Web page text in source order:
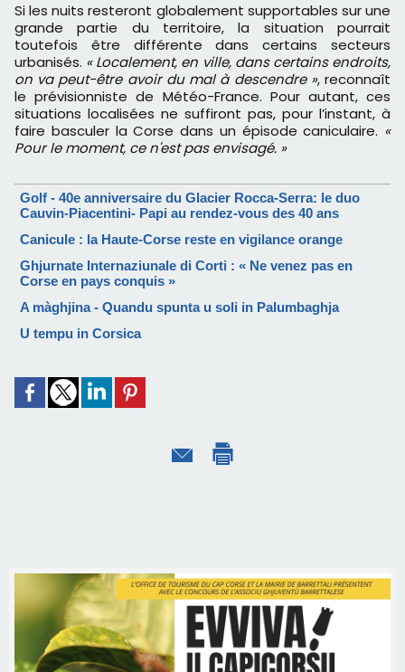
Si les nuits resteront globalement supportables sur une
grande partie du territoire, la situation pourrait
toutefois être différente dans certains secteurs
urbanisés. « Localement, en ville, dans certains endroits,
on va peut-être avoir du mal à descendre », reconnaît
le prévisionniste de Météo-France. Pour autant, ces
situations localisées ne suffiront pas, pour l’instant, à
faire basculer la Corse dans un épisode caniculaire. «
Pour le moment, ce n'est pas envisagé. »
Golf - 40e anniversaire du Glacier Rocca-Serra: le duo
Cauvin-Piacentini- Papi au rendez-vous des 40 ans
Canicule : la Haute-Corse reste en vigilance orange
Ghjurnate Internaziunale di Corti : « Ne venez pas en
Corse en pays conquis »
A màghjina - Quandu spunta u soli in Palumbaghja
U tempu in Corsica